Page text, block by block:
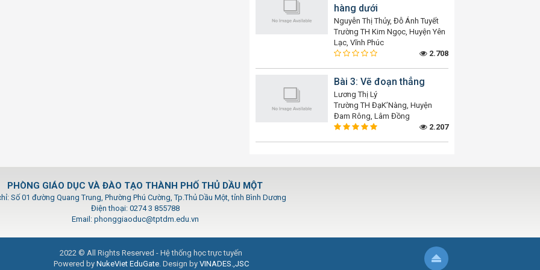
hàng dưới
Nguyễn Thị Thủy, Đỗ Ánh Tuyết
Trường TH Kim Ngọc, Huyện Yên
Lạc, Vĩnh Phúc
2.708
Bài 3: Vẽ đoạn thẳng
Lương Thị Lý
Trường TH ĐạK’Nàng, Huyện
Đam Rông, Lâm Đồng
2.207
PHÒNG GIÁO DỤC VÀ ĐÀO TẠO THÀNH PHỐ THỦ DẦU MỘT
Số 01 đường Quang Trung, Phường Phú Cường, Tp.Thủ Dầu Một, tỉnh Bình Dương
Điện thoại: 0274 3 855788
Email: phonggiaoduc@tptdm.edu.vn
2022 © All Rights Reserved - Hệ thống học trực tuyến
Powered by NukeViet EduGate. Design by VINADES.,JSC